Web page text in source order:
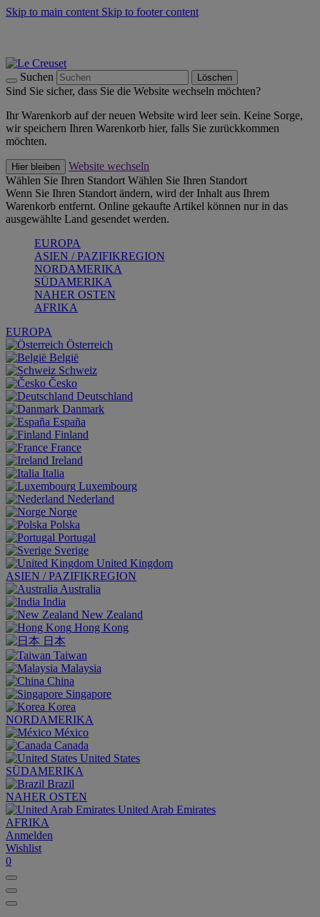
Skip to main content Skip to footer content
Suchen Löschen
Sind Sie sicher, dass Sie die Website wechseln möchten?
Ihr Warenkorb auf der neuen Website wird leer sein. Keine Sorge,
wir speichern Ihren Warenkorb hier, falls Sie zurückkommen
möchten.
Hier bleiben
Website wechseln
Wählen Sie Ihren Standort Wählen Sie Ihren Standort
Wenn Sie Ihren Standort ändern, wird der Inhalt aus Ihrem
Warenkorb entfernt. Online gekaufte Artikel können nur in das
ausgewählte Land gesendet werden.
EUROPA
ASIEN / PAZIFIKREGION
NORDAMERIKA
SÜDAMERIKA
NAHER OSTEN
AFRIKA
EUROPA
Österreich
België
Schweiz
Česko
Deutschland
Danmark
España
Finland
France
Ireland
Italia
Luxembourg
Nederland
Norge
Polska
Portugal
Sverige
United Kingdom
ASIEN / PAZIFIKREGION
Australia
India
New Zealand
Hong Kong
日本
Taiwan
Malaysia
China
Singapore
Korea
NORDAMERIKA
México
Canada
United States
SÜDAMERIKA
Brazil
NAHER OSTEN
United Arab Emirates
AFRIKA
Anmelden
Wishlist
0